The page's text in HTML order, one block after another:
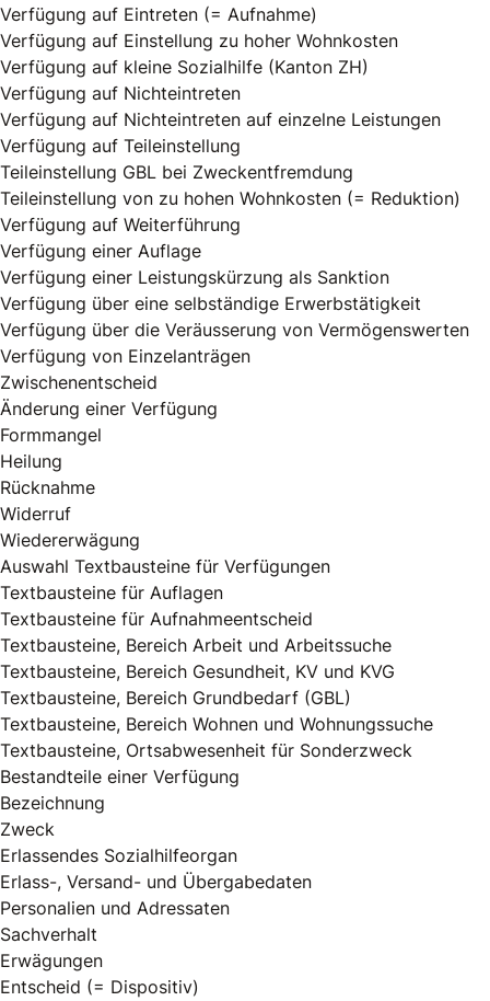
Verfügung auf Eintreten (= Aufnahme)
Verfügung auf Einstellung zu hoher Wohnkosten
Verfügung auf kleine Sozialhilfe (Kanton ZH)
Verfügung auf Nichteintreten
Verfügung auf Nichteintreten auf einzelne Leistungen
Verfügung auf Teileinstellung
Teileinstellung GBL bei Zweckentfremdung
Teileinstellung von zu hohen Wohnkosten (= Reduktion)
Verfügung auf Weiterführung
Verfügung einer Auflage
Verfügung einer Leistungskürzung als Sanktion
Verfügung über eine selbständige Erwerbstätigkeit
Verfügung über die Veräusserung von Vermögenswerten
Verfügung von Einzelanträgen
Zwischenentscheid
Änderung einer Verfügung
Formmangel
Heilung
Rücknahme
Widerruf
Wiedererwägung
Auswahl Textbausteine für Verfügungen
Textbausteine für Auflagen
Textbausteine für Aufnahmeentscheid
Textbausteine, Bereich Arbeit und Arbeitssuche
Textbausteine, Bereich Gesundheit, KV und KVG
Textbausteine, Bereich Grundbedarf (GBL)
Textbausteine, Bereich Wohnen und Wohnungssuche
Textbausteine, Ortsabwesenheit für Sonderzweck
Bestandteile einer Verfügung
Bezeichnung
Zweck
Erlassendes Sozialhilfeorgan
Erlass-, Versand- und Übergabedaten
Personalien und Adressaten
Sachverhalt
Erwägungen
Entscheid (= Dispositiv)